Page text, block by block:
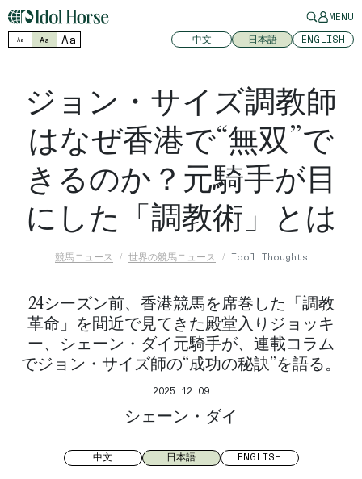
MENU
Aa Aa Aa 中文 日本語 ENGLISH
ジョン・サイズ調教師
はなぜ香港で“無双”で
きるのか？元騎手が目
にした「調教術」とは
競馬ニュース 世界の競馬ニュース Idol Thoughts
24シーズン前、香港競馬を席巻した「調教
革命」を間近で見てきた殿堂入りジョッキ
ー、シェーン・ダイ元騎手が、連載コラム
でジョン・サイズ師の“成功の秘訣”を語る。
2025 12 09
シェーン・ダイ
中文 日本語 ENGLISH